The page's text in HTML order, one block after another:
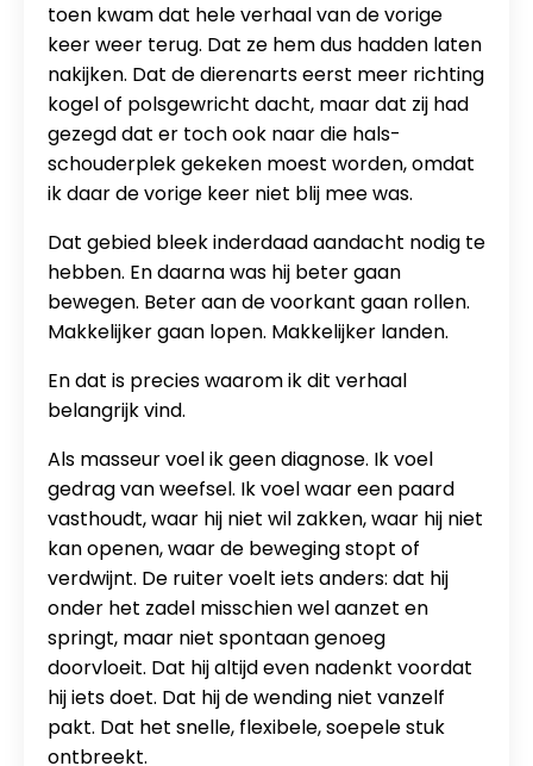
toen kwam dat hele verhaal van de vorige
keer weer terug. Dat ze hem dus hadden laten
nakijken. Dat de dierenarts eerst meer richting
kogel of polsgewricht dacht, maar dat zij had
gezegd dat er toch ook naar die hals-
schouderplek gekeken moest worden, omdat
ik daar de vorige keer niet blij mee was.
Dat gebied bleek inderdaad aandacht nodig te
hebben. En daarna was hij beter gaan
bewegen. Beter aan de voorkant gaan rollen.
Makkelijker gaan lopen. Makkelijker landen.
En dat is precies waarom ik dit verhaal
belangrijk vind.
Als masseur voel ik geen diagnose. Ik voel
gedrag van weefsel. Ik voel waar een paard
vasthoudt, waar hij niet wil zakken, waar hij niet
kan openen, waar de beweging stopt of
verdwijnt. De ruiter voelt iets anders: dat hij
onder het zadel misschien wel aanzet en
springt, maar niet spontaan genoeg
doorvloeit. Dat hij altijd even nadenkt voordat
hij iets doet. Dat hij de wending niet vanzelf
pakt. Dat het snelle, flexibele, soepele stuk
ontbreekt.